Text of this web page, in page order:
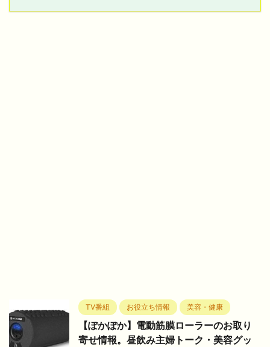
TV番組 お役立ち情報 美容・健康
【ぽかぽか】電動筋膜ローラーのお取り
寄せ情報。昼飲み主婦トーク・美容グッ